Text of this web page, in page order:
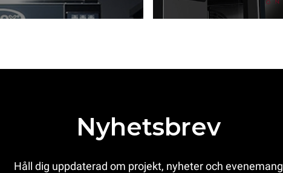
Nyhetsbrev
Håll dig uppdaterad om projekt, nyheter och evenemang